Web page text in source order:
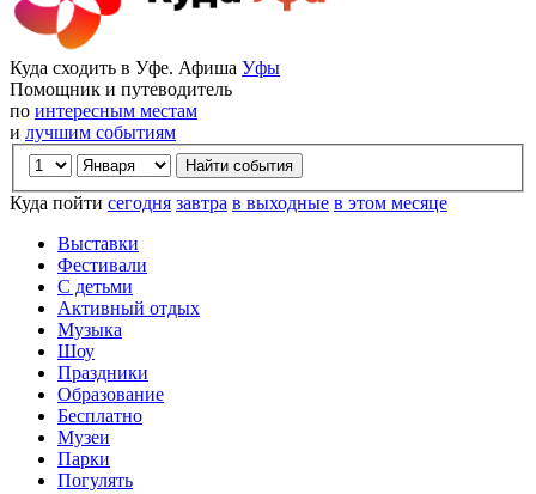
Куда сходить в Уфе. Афиша Уфы
Помощник и путеводитель
по интересным местам
и лучшим событиям
Куда пойти сегодня завтра в выходные в этом месяце
Выставки
Фестивали
С детьми
Активный отдых
Музыка
Шоу
Праздники
Образование
Бесплатно
Музеи
Парки
Погулять